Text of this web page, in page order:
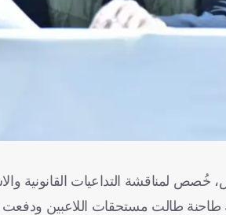
خُصص لمناقشة التداعيات القانونية
طاحنة طالت مستحقات اللاعبين